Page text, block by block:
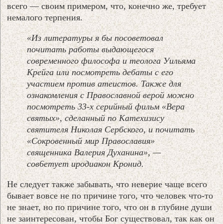
всего — своим примером, что, конечно же, требует
немалого терпения.
«Из литературы я бы посоветовал
почитать работы выдающегося
современного философа и теолога Уильяма
Крейга или посмотреть дебаты с его
участием против атеистов. Также для
ознакомления с Православной верой можно
посмотреть 33-х серийный фильм «Вера
святых», сделанный по Катехизису
святителя Николая Сербского, и почитать
«Сокровенный мир Православия»
священника Валерия Духанина», —
сов6етует иродиакон Кронид.
Не следует также забывать, что неверие чаще всего
бывает вовсе не по причине того, что человек что-то
не знает, но по причине того, что он в глубине души
не заинтересован, чтобы Бог существовал, так как он